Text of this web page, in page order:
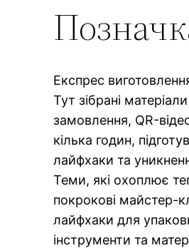
Експрес
Тут зібрані
замовлення, QR-
кілька годин,
лайфхаки та
Теми, які охоплює
покрокові майстер-
лайфхаки для
інструменти та